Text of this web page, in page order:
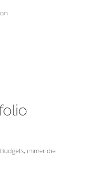
immer die